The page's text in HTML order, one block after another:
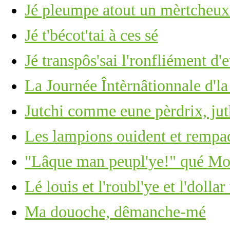
Jé pleumpe atout un
Jé t'bécot'tai à ces sé
Jé transpôs'sai l'ronfliément
La Journée Întèrnâtionnale
Jutchi comme eune pèrdrix,
Les lampions ouident et
"Lâque man peupl'ye!" qué
Lé louis et l'roubl'ye et l'dollar
Ma douoche, dêmanche-mé